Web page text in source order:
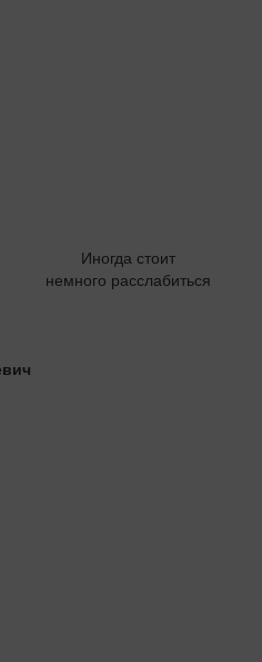
Иногда стоит
немного расслабиться